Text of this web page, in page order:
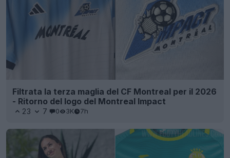
Filtrata la terza maglia del CF Montreal per il 2026
- Ritorno del logo del Montreal Impact
23 7 0 3K 7h